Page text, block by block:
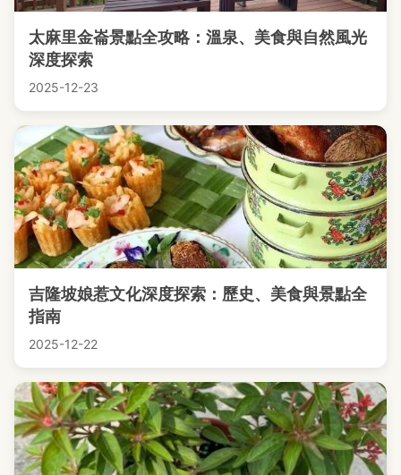
太麻里金崙景點全攻略：溫泉、美食與自然風光
深度探索
2025-12-23
吉隆坡娘惹文化深度探索：歷史、美食與景點全
指南
2025-12-22